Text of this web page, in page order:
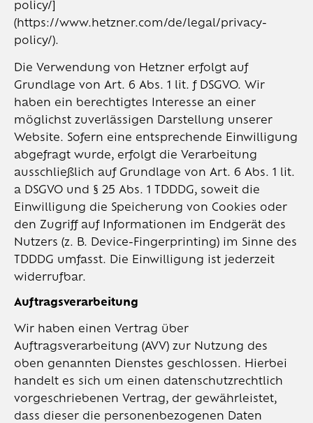
policy/]
(https://www.hetzner.com/de/legal/privacy-
policy/).
Die Verwendung von Hetzner erfolgt auf
Grundlage von Art. 6 Abs. 1 lit. f DSGVO. Wir
haben ein berechtigtes Interesse an einer
möglichst zuverlässigen Darstellung unserer
Website. Sofern eine entsprechende Einwilligung
abgefragt wurde, erfolgt die Verarbeitung
ausschließlich auf Grundlage von Art. 6 Abs. 1 lit.
a DSGVO und § 25 Abs. 1 TDDDG, soweit die
Einwilligung die Speicherung von Cookies oder
den Zugriff auf Informationen im Endgerät des
Nutzers (z. B. Device-Fingerprinting) im Sinne des
TDDDG umfasst. Die Einwilligung ist jederzeit
widerrufbar.
Auftragsverarbeitung
Wir haben einen Vertrag über
Auftragsverarbeitung (AVV) zur Nutzung des
oben genannten Dienstes geschlossen. Hierbei
handelt es sich um einen datenschutzrechtlich
vorgeschriebenen Vertrag, der gewährleistet,
dass dieser die personenbezogenen Daten